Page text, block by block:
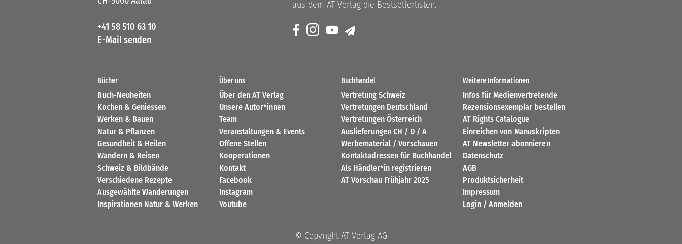
+41 58 510 63 10
E-Mail senden
aus dem AT Verlag die Bestsellerlisten.
Bücher
Buch-Neuheiten
Kochen & Geniessen
Werken & Bauen
Natur & Pflanzen
Gesundheit & Heilen
Wandern & Reisen
Schweiz & Bildbände
Verschiedene Rezepte
Ausgewählte Wanderungen
Inspirationen Natur & Werken
Über uns
Über den AT Verlag
Unsere Autor*innen
Team
Veranstaltungen & Events
Offene Stellen
Kooperationen
Kontakt
Facebook
Instagram
Youtube
Buchhandel
Vertretung Schweiz
Vertretungen Deutschland
Vertretungen Österreich
Auslieferungen CH / D / A
Werbematerial / Vorschauen
Kontaktadressen für Buchhandel
Als Händler*in registrieren
AT Vorschau Frühjahr 2025
Weitere Informationen
Infos für Medienvertretende
Rezensionsexemplar bestellen
AT Rights Catalogue
Einreichen von Manuskripten
AT Newsletter abonnieren
Datenschutz
AGB
Produktsicherheit
Impressum
Login / Anmelden
© Copyright AT Verlag AG